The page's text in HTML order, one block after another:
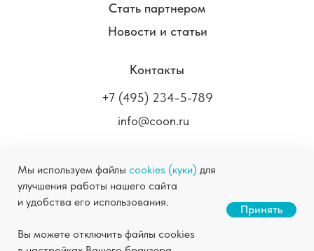
Станьте нашим партнером
Скачать презентацию
Мы используем файлы cookies (куки) для
улучшения работы нашего сайта
и удобства его использования.
Вы можете отключить файлы cookies
Принять
+7 (495) 234-5-789
info@coon.ru
Контакты
COON.RU ©2004-2026Химчистка в Москве
Правовая информация
конфиденциальности
Стать партнером
Новости и статьи